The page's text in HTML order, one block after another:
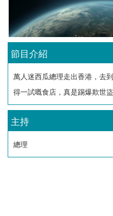
節目介紹
萬人迷西瓜總理走出香港，去
得一試嘅食店，真是踢爆欺世
主持
總理